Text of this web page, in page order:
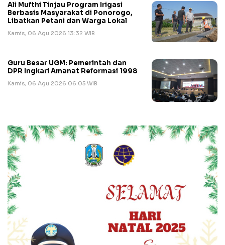
Ali Mufthi Tinjau Program Irigasi
Berbasis Masyarakat di Ponorogo,
Libatkan Petani dan Warga Lokal
Kamis, 06 Agu 2026 13:32 WIB
Guru Besar UGM: Pemerintah dan
DPR Ingkari Amanat Reformasi 1998
Kamis, 06 Agu 2026 06:05 WIB